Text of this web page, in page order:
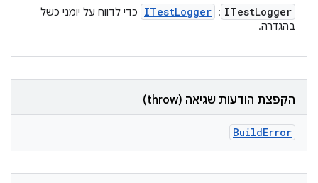
ITestLogger
:
ITestLogger
כדי לדווח על יומני כשל
בהגדרה.
הקפצת הודעות שגיאה (throw)
BuildError